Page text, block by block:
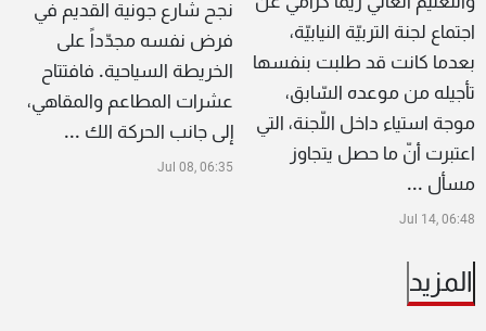
اجتماع لجنة التربيّة النيابيّة،
بعدما كانت قد طلبت بنفسها
تأجيله من موعده السّابق،
موجة استياء داخل اللّجنة، التي
اعتبرت أنّ ما حصل يتجاوز
مسأل ...
Jul 14, 06:48
نجح شارع جونية القديم في
فرض نفسه مجدّداً على
الخريطة السياحية. فافتتاح
عشرات المطاعم والمقاهي،
إلى جانب الحركة الك ...
Jul 08, 06:35
المزيد